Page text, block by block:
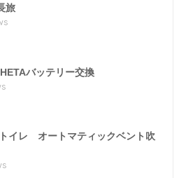
旅
バッテリー交換
イレ オートマティックベント吹